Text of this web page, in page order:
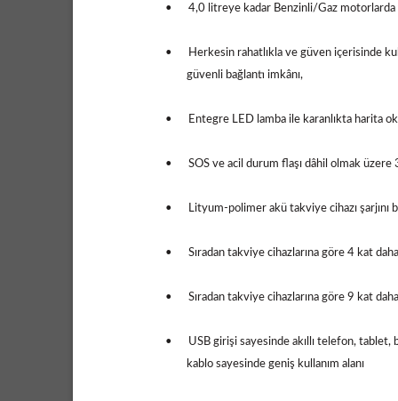
• 4,0 litreye kadar Benzinli/Gaz
•
Herkesin rahatlıkla ve güven içerisinde
güvenli bağlantı imkânı,
• Entegre LED lamba ile karanlıkta harita
• SOS ve acil durum flaşı dâhil olmak
• Lityum-polimer akü takviye cihazı şarjını
• Sıradan takviye cihazlarına göre 4 kat
• Sıradan takviye cihazlarına göre 9 kat
•
USB girişi sayesinde akıllı telefon,
kablo sayesinde geniş kullanım alanı